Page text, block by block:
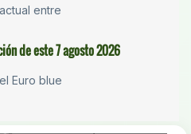
entre
de este 7 agosto 2026
Euro blue